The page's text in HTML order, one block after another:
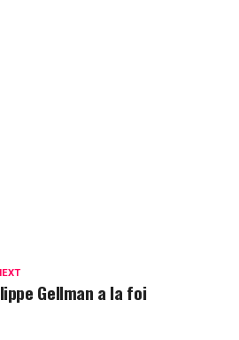
Gellman a la foi